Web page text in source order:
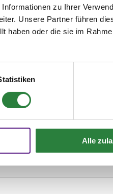
zu Ihrer
Unsere Partner führen
haben oder die sie im
Alle